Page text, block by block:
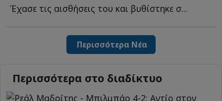
Έχασε τις αισθήσεις του και βυθίστηκε σ...
Περισσότερα Νέα
Περισσότερα στο διαδίκτυο